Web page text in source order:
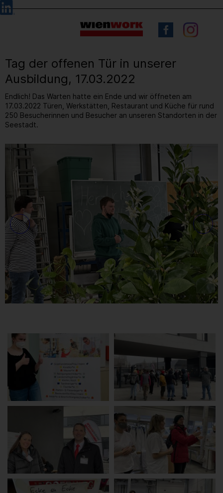
Barrierefreie
Bedienung
Sprachauswahl
Tag der offenen Tür in unserer
Ausbildung, 17.03.2022
Endlich! Das Warten hatte ein Ende und wir öffneten am
17.03.2022 Türen, Werkstätten, Restaurant und Küche für rund
250 Besucherinnen und Besucher an unseren Standorten in der
Seestadt.
/ 37